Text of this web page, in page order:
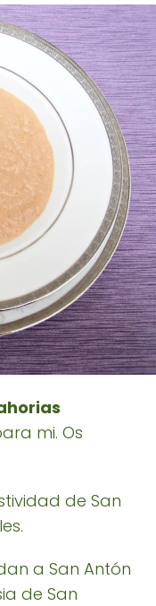
mi. Os
de San
a San Antón
de San